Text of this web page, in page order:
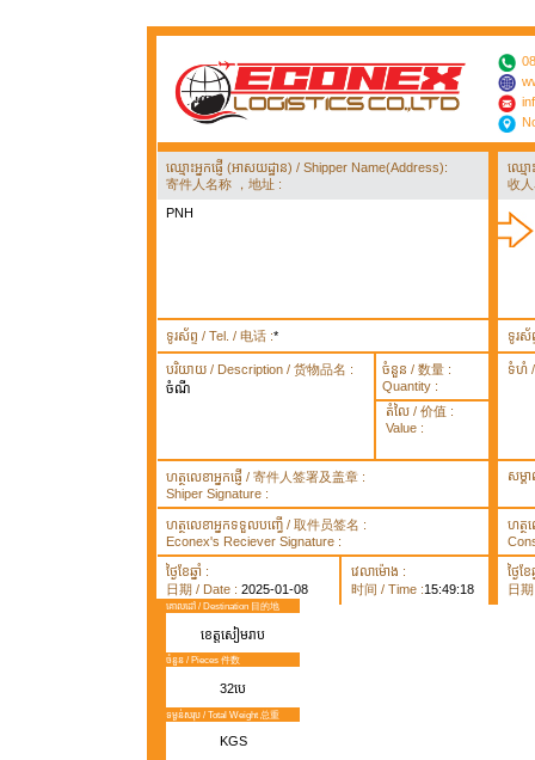
ឈ្មោះអ្នកផ្ញើ (អាសយដ្ឋាន) / Shipper Name(Address):
寄件人名称 ，地址 :
PNH
ឈ្មោ
收
ទូរស័ព្ទ / Tel. / 电话 :* ទូរស័
បរិយាយ / Description / 货物品名 :
ចំណី
ចំនួន / 数量 :
Quantity :
តំលៃ / 价值 :
Value :
ទំហំ /
ហត្ថលេខាអ្នកផ្ញើ / 寄件人签署及盖章 :
Shiper Signature :
សម្គ
ហត្ថលេខាអ្នកទទួលបញ្ធើ / 取件员签名 :
Econex's Reciever Signature :
ហត្ថ
ថ្ងៃខែឆ្នាំ :
日期 / Date : 2025-01-08
វេលាម៉ោង :
时间 / Time :15:49:18
ថ្ងៃខែ
日
គោលដៅ / Destination 目的地
ខេត្តសៀមរាប
ចំនួន / Pieces 件数
32បេ
ទម្ងន់សរុប / Total Weight 总重
KGS